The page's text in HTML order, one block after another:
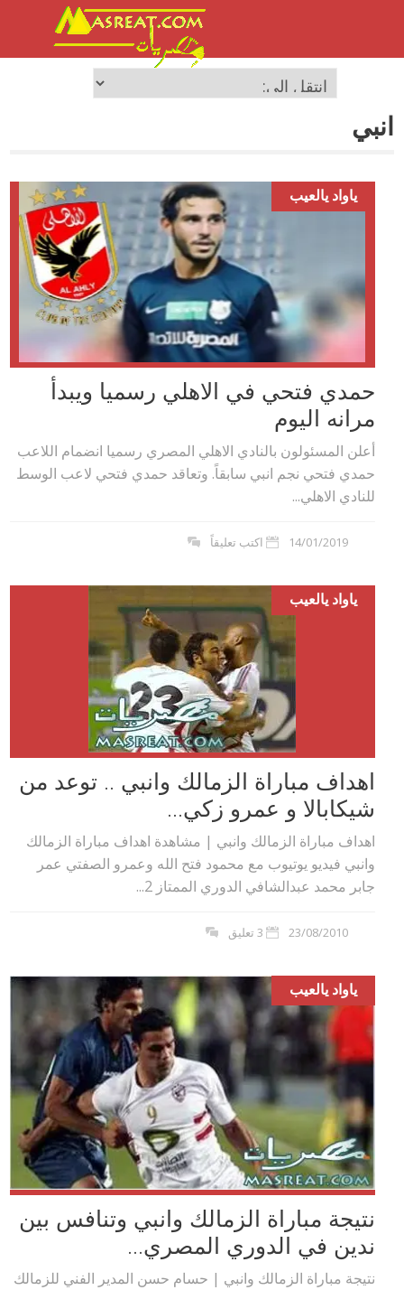
انبي
ياواد يالعيب
حمدي فتحي في الاهلي رسميا ويبدأ
مرانه اليوم
أعلن المسئولون بالنادي الاهلي المصري رسميا انضمام اللاعب
حمدي فتحي نجم انبي سابقاً. وتعاقد حمدي فتحي لاعب الوسط
للنادي الاهلي...
14/01/2019 اكتب تعليقاً
ياواد يالعيب
اهداف مباراة الزمالك وانبي .. توعد من
شيكابالا و عمرو زكي...
اهداف مباراة الزمالك وانبي | مشاهدة اهداف مباراة الزمالك
وانبي فيديو يوتيوب مع محمود فتح الله وعمرو الصفتي عمر
جابر محمد عبدالشافي الدوري الممتاز 2...
23/08/2010 3 تعليق
ياواد يالعيب
نتيجة مباراة الزمالك وانبي وتنافس بين
ندين في الدوري المصري...
نتيجة مباراة الزمالك وانبي | حسام حسن المدير الفني للزمالك